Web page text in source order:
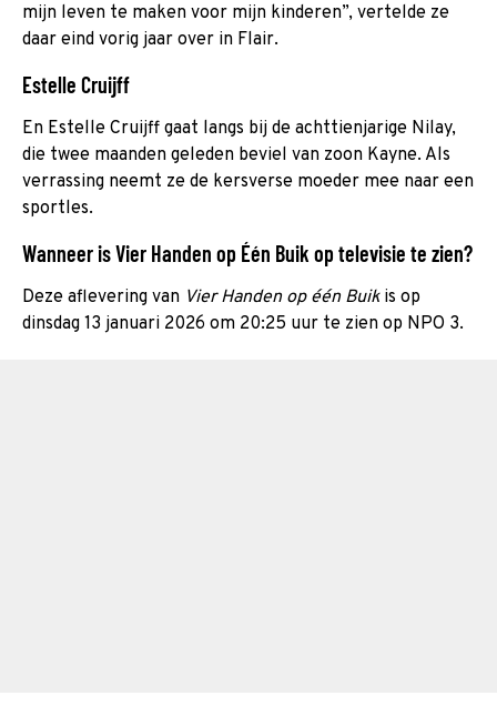
mijn leven te maken voor mijn kinderen”, vertelde ze
daar eind vorig jaar over in Flair.
Estelle Cruijff
En Estelle Cruijff gaat langs bij de achttienjarige Nilay,
die twee maanden geleden beviel van zoon Kayne. Als
verrassing neemt ze de kersverse moeder mee naar een
sportles.
Wanneer is Vier Handen op Één Buik op televisie te zien?
Deze aflevering van Vier Handen op één Buikis op
dinsdag 13 januari 2026 om 20:25 uur te zien op NPO 3.